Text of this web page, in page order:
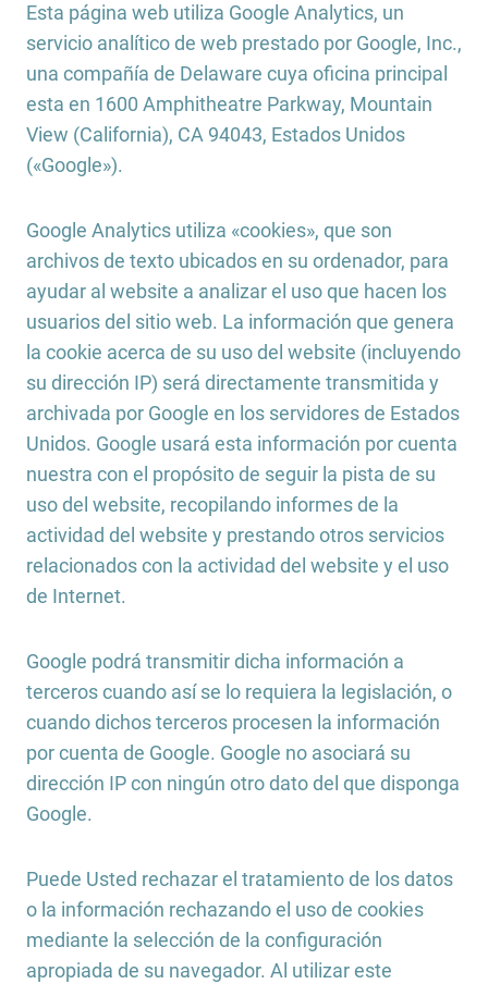
Esta página web utiliza Google Analytics, un
servicio analítico de web prestado por Google, Inc.,
una compañía de Delaware cuya oficina principal
esta en 1600 Amphitheatre Parkway, Mountain
View (California), CA 94043, Estados Unidos
(«Google»).
Google Analytics utiliza «cookies», que son
archivos de texto ubicados en su ordenador, para
ayudar al website a analizar el uso que hacen los
usuarios del sitio web. La información que genera
la cookie acerca de su uso del website (incluyendo
su dirección IP) será directamente transmitida y
archivada por Google en los servidores de Estados
Unidos. Google usará esta información por cuenta
nuestra con el propósito de seguir la pista de su
uso del website, recopilando informes de la
actividad del website y prestando otros servicios
relacionados con la actividad del website y el uso
de Internet.
Google podrá transmitir dicha información a
terceros cuando así se lo requiera la legislación, o
cuando dichos terceros procesen la información
por cuenta de Google. Google no asociará su
dirección IP con ningún otro dato del que disponga
Google.
Puede Usted rechazar el tratamiento de los datos
o la información rechazando el uso de cookies
mediante la selección de la configuración
apropiada de su navegador. Al utilizar este